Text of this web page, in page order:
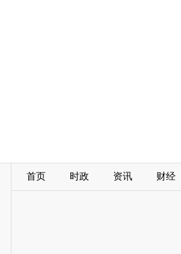
首页 时政 资讯 财经